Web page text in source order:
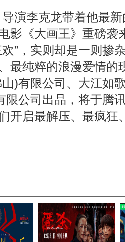
演李克龙带着他最
影《大画王》重磅袭
欢”，实则却是一则掺
最纯粹的浪漫爱情的
山)有限公司、大江如
限公司出品，将于腾
开启最解压、最疯狂